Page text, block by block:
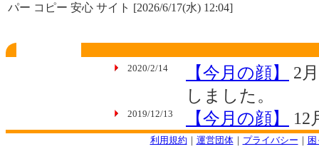
パー コピー 安心 サイト [2026/6/17(水) 12:04]
利用規約 ｜ 運営団体｜ プライバシー ｜